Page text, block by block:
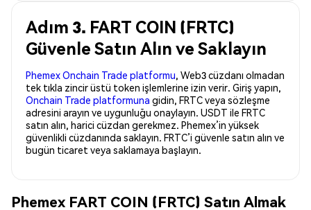
Adım 3. FART COIN (FRTC)
Güvenle Satın Alın ve Saklayın
Phemex Onchain Trade platformu, Web3 cüzdanı olmadan
tek tıkla zincir üstü token işlemlerine izin verir. Giriş yapın,
Onchain Trade platformuna gidin, FRTC veya sözleşme
adresini arayın ve uygunluğu onaylayın. USDT ile FRTC
satın alın, harici cüzdan gerekmez. Phemex’in yüksek
güvenlikli cüzdanında saklayın. FRTC’i güvenle satın alın ve
bugün ticaret veya saklamaya başlayın.
Phemex FART COIN (FRTC) Satın Almak